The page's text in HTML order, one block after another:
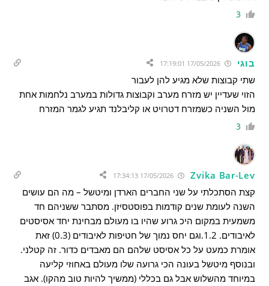
3
בוגי 17/05/2026 17:19:01
שתי קבוצות שלא מגיע להן לעבור
הזוי שעדיין יש מזרח מערב וקבוצות גדולות במערב נלחמות אחת
מול השניה כשמזרח דטרויט או קליבלנד תגיע לגמר המזרח
3
Zvika Bar-Lev
קצת הסתכלתי על שני החברים הארדן ומיטשל – מה הם עושים
השנה לעומת שנים קודמות בפוסטסיזן. מסתבר ששניהם חד
משמעית במקום היכ גרוע שהיו בו מעולם מבחינת יחד אסיסטים
לאיבודים. 1.2.וגם יחס נמוך של חטיפות לאיבודים (0.3) זאת
אומרת כמעט על כל אסיסט שלהם הם מאבדים כדור. זה קטלני.
ובנוסף מיטשל בעונה הכי גרועה שלו מעולם באחוזי קליעה
במיוחד מהשלוש אבל גם בכללי (ממשיך להיות טוב מהקו). אגב